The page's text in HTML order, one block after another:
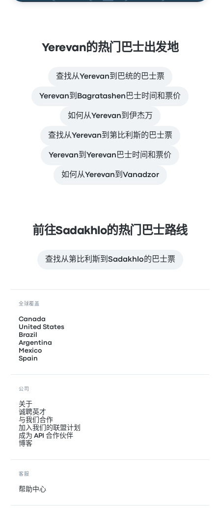
Yerevan的热门巴士出发地
查找从Yerevan到巴统的巴士票
Yerevan到Bagratashen巴士时间和票价
如何从Yerevan到伊杰万
查找从Yerevan到第比利斯的巴士票
Yerevan到Yerevan巴士时间和票价
如何从Yerevan到Vanadzor
前往Sadakhlo的热门巴士路线
查找从第比利斯到Sadakhlo的巴士票
全球覆盖
Canada
United States
Brazil
Argentina
Mexico
Spain
公司
关于
诚聘英才
与我们合作
加入我们的联盟计划
成为 API 合作伙伴
博客
客服
帮助中心